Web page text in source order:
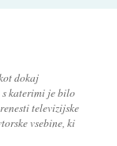
dokaj
katerimi je bilo
televizijske
vsebine, ki